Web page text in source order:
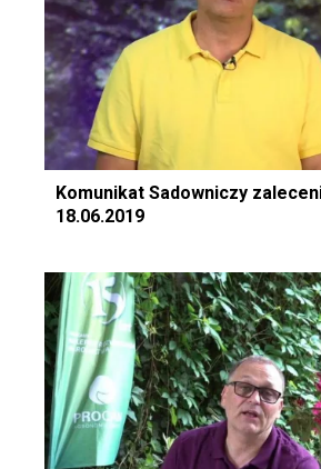
Komunikat Sadowniczy
18.06.2019